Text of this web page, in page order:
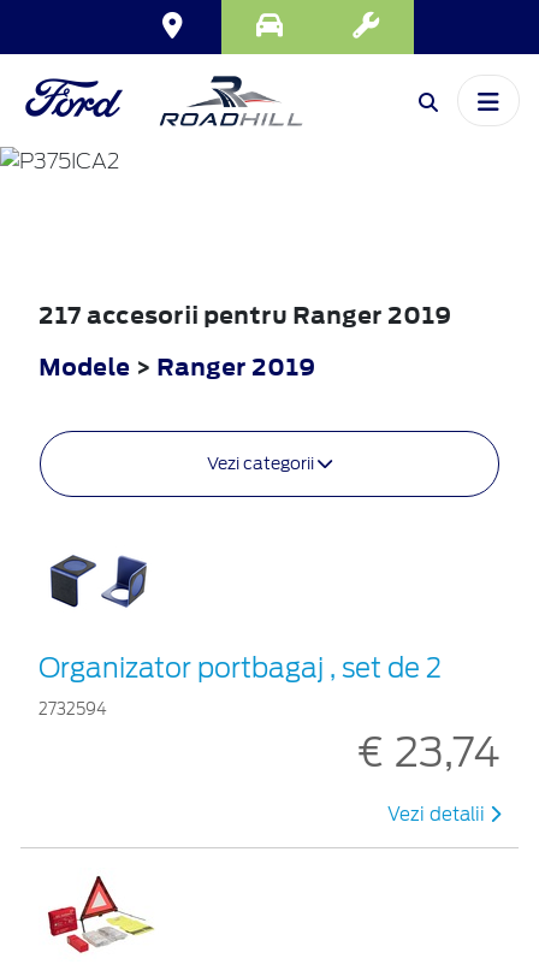
RANGER
217 accesorii pentru Ranger 2019
Modele > Ranger 2019
Vezi categorii
Organizator portbagaj , set de 2
2732594
€ 23,74
Vezi detalii